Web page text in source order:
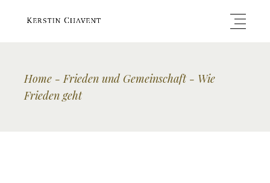
Home Frieden und Gemeinschaft
Wie
Frieden geht